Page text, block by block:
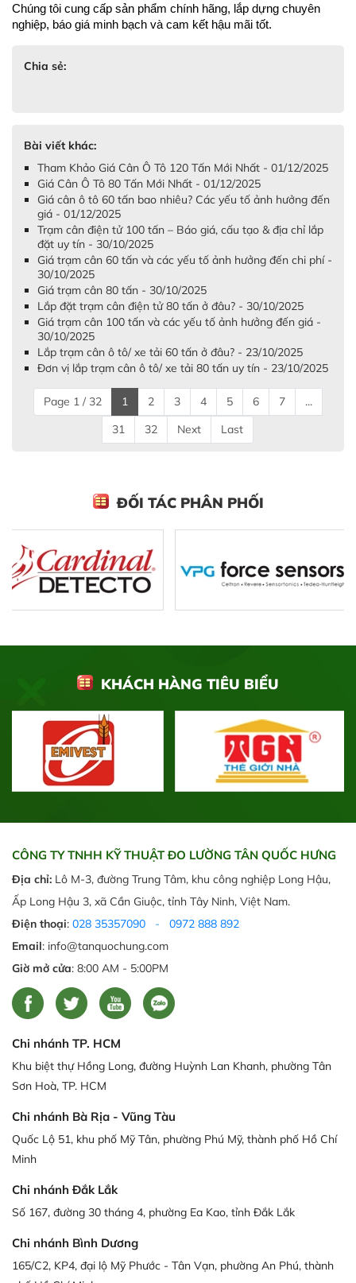
Chúng tôi cung cấp sản phẩm chính hãng, lắp dựng chuyên
nghiệp, báo giá minh bạch và cam kết hậu mãi tốt.
Chia sẻ:
Bài viết khác:
Tham Khảo Giá Cân Ô Tô 120 Tấn Mới Nhất - 01/12/2025
Giá Cân Ô Tô 80 Tấn Mới Nhất - 01/12/2025
Giá cân ô tô 60 tấn bao nhiêu? Các yếu tố ảnh hưởng đến
giá - 01/12/2025
Trạm cân điện tử 100 tấn – Báo giá, cấu tạo & địa chỉ lắp
đặt uy tín - 30/10/2025
Giá trạm cân 60 tấn và các yếu tố ảnh hưởng đến chi phí -
30/10/2025
Giá trạm cân 80 tấn - 30/10/2025
Lắp đặt trạm cân điện tử 80 tấn ở đâu? - 30/10/2025
Giá trạm cân 100 tấn và các yếu tố ảnh hưởng đến giá -
30/10/2025
Lắp trạm cân ô tô/ xe tải 60 tấn ở đâu? - 23/10/2025
Đơn vị lắp trạm cân ô tô/ xe tải 80 tấn uy tín - 23/10/2025
Page 1 / 32 1 2 3 4 5 6 7
...
31
32 Next Last
ĐỐI TÁC PHÂN PHỐI
KHÁCH HÀNG TIÊU BIỂU
CÔNG TY TNHH KỸ THUẬT ĐO LƯỜNG TÂN QUỐC HƯNG
Địa chỉ: Lô M-3, đường Trung Tâm, khu công nghiệp Long Hậu,
Ấp Long Hậu 3, xã Cần Giuộc, tỉnh Tây Ninh, Việt Nam.
Điện thoại: 028 35357090 -
0972 888 892
Email: info@tanquochung.com
Giờ mở cửa: 8:00 AM - 5:00PM
Chi nhánh TP. HCM
Khu biệt thự Hồng Long, đường Huỳnh Lan Khanh, phường Tân
Sơn Hoà, TP. HCM
Chi nhánh Bà Rịa - Vũng Tàu
Quốc Lộ 51, khu phố Mỹ Tân, phường Phú Mỹ, thành phố Hồ Chí
Minh
Chi nhánh Đắk Lắk
Số 167, đường 30 tháng 4, phường Ea Kao, tỉnh Đắk Lắk
Chi nhánh Bình Dương
165/C2, KP4, đại lộ Mỹ Phước - Tân Vạn, phường An Phú, thành